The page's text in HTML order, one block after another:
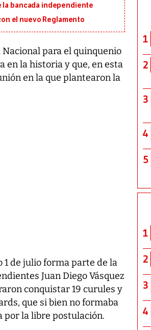
la bancada independiente
el nuevo Reglamento
para el quinquenio
en la historia y que, en esta
en la que plantearon la
1 de julio forma parte de la
Juan Diego Vásquez
conquistar 19 curules y
que si bien no formaba
por la libre postulación.
1
2
3
4
5
1
2
3
4